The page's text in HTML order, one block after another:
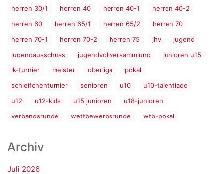
herren 30/1
herren 40 herren 40-1
herren 40-2
herren 60
herren 65/1 herren 65/2
herren 70
herren 70-1
herren 70-2 herren 75 jhv
jugend
jugendausschuss
jugendvollversammlung
junioren u15
lk-turnier
meister oberliga
pokal
schleifchenturnier
senioren u10
u10-talentiade
u12
u12-kids u15 junioren
u18-junioren
verbandsrunde
wettbewerbsrunde wtb-pokal
Archiv
Juli 2026